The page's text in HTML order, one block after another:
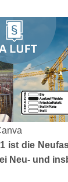
ist die
Neu- und